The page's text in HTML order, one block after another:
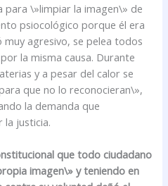
para \»limpiar la imagen\» de
psiocológico porque él era
muy agresivo, se pelea todos
la misma causa. Durante
y a pesar del calor se
que no lo reconocieran\»,
la demanda que
la justicia.
que todo ciudadano
imagen\» y teniendo en